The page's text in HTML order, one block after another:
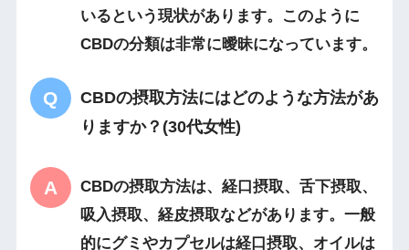
いるという現状があります。このように
CBDの分類は非常に曖昧になっています。
CBDの摂取方法にはどのような方法があ
りますか？(30代女性)
CBDの摂取方法は、経口摂取、舌下摂取、
吸入摂取、経皮摂取などがあります。一般
的にグミやカプセルは経口摂取、オイルは